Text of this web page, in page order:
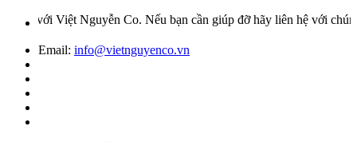
Nguyễn Co. Nếu bạn cần giúp đỡ hãy liên hệ với chúng tôi qua
Email: info@vietnguyenco.vn